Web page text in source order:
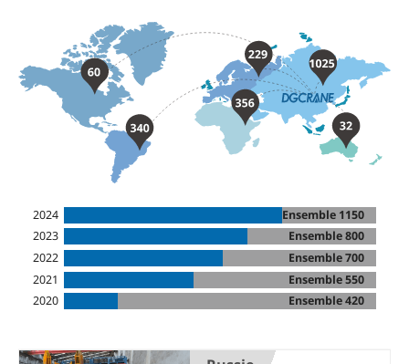
2024
Ensemble 1150
2023
Ensemble 800
2022
Ensemble 700
2021
Ensemble 550
2020
Ensemble 420